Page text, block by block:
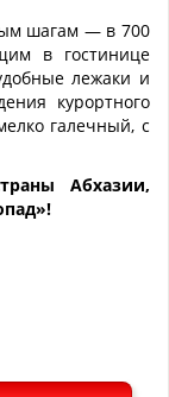
шагам — в 700
в гостинице
лежаки и
курортного
галечный, с
Абхазии,